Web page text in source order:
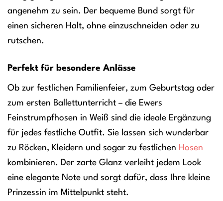
angenehm zu sein. Der bequeme Bund sorgt für
einen sicheren Halt, ohne einzuschneiden oder zu
rutschen.
Perfekt für besondere Anlässe
Ob zur festlichen Familienfeier, zum Geburtstag oder
zum ersten Ballettunterricht – die Ewers
Feinstrumpfhosen in Weiß sind die ideale Ergänzung
für jedes festliche Outfit. Sie lassen sich wunderbar
zu Röcken, Kleidern und sogar zu festlichen Hosen
kombinieren. Der zarte Glanz verleiht jedem Look
eine elegante Note und sorgt dafür, dass Ihre kleine
Prinzessin im Mittelpunkt steht.